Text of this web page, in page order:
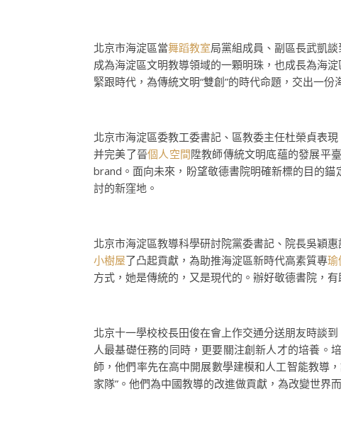
北京市海淀區當舞蹈教室局黨組成員、副區長武凱
成為海淀區文明教導領域的一顆明珠，也成長為海
緊跟時代，為傳統文明“雙創”的時代命題，交出一
北京市海淀區委教工委書記、區教委主任杜榮貞表
并完美了晉個人空間陞教師傳統文明底蘊的發展平
brand。面向未來，盼望敬德書院明確新標的目的錨
討的新窪地。
北京市海淀區教導科學研討院黨委書記、院長吳穎
小樹屋了凸起貢獻，為助推海淀區新時代高素質專瑜
方式，她是傳統的，又是現代的。辦好敬德書院，
北京十一學校校長田俊在會上作交通分送朋友時談
人最基礎任務的同時，更要關注創新人才的培養。
師，他們率先在高中開展數學建模和人工智能教導
家隊”。他們為中國教導的改進做貢獻，為改變世界